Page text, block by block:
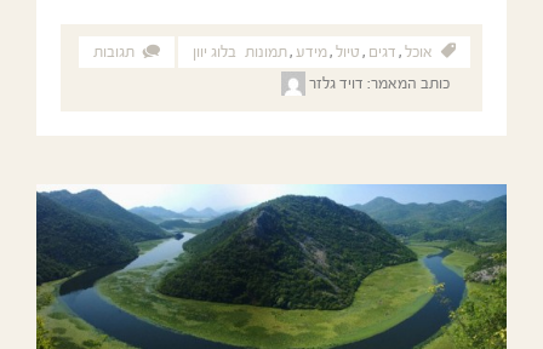
אוכל , דגים , טיול ,מידע ,תמונות בלוג יוון
תגובות
כותב המאמר: דויד גלזר